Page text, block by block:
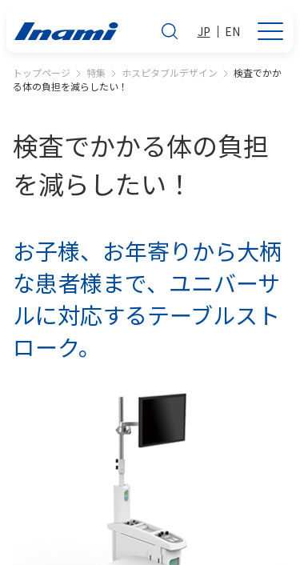
JP EN
トップページ 特集 ホスピタブルデザイン
検査でかか
る体の負担を減らしたい！
検査でかかる体の負担
を減らしたい！
お子様、お年寄りから大柄
な患者様まで、ユニバーサ
ルに対応するテーブルスト
ローク。